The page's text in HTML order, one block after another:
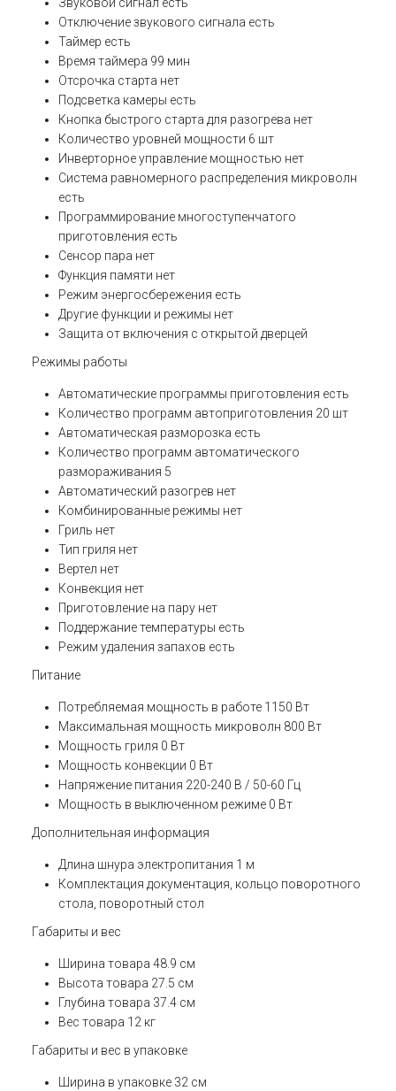
Отключение звукового сигнала есть
Таймер есть
Время таймера 99 мин
Отсрочка старта нет
Подсветка камеры есть
Кнопка быстрого старта для разогрева нет
Количество уровней мощности 6 шт
Инверторное управление мощностью нет
Система равномерного распределения микроволн
есть
Программирование многоступенчатого
приготовления есть
Сенсор пара нет
Функция памяти нет
Режим энергосбережения есть
Другие функции и режимы нет
Защита от включения с открытой дверцей
Режимы работы
Автоматические программы приготовления есть
Количество программ автоприготовления 20 шт
Автоматическая разморозка есть
Количество программ автоматического
размораживания 5
Автоматический разогрев нет
Комбинированные режимы нет
Гриль нет
Тип гриля нет
Вертел нет
Конвекция нет
Приготовление на пару нет
Поддержание температуры есть
Режим удаления запахов есть
Питание
Потребляемая мощность в работе 1150 Вт
Максимальная мощность микроволн 800 Вт
Мощность гриля 0 Вт
Мощность конвекции 0 Вт
Напряжение питания 220-240 В / 50-60 Гц
Мощность в выключенном режиме 0 Вт
Дополнительная информация
Длина шнура электропитания 1 м
Комплектация документация, кольцо поворотного
стола, поворотный стол
Габариты и вес
Ширина товара 48.9 см
Высота товара 27.5 см
Глубина товара 37.4 см
Вес товара 12 кг
Габариты и вес в упаковке
Ширина в упаковке 32 см